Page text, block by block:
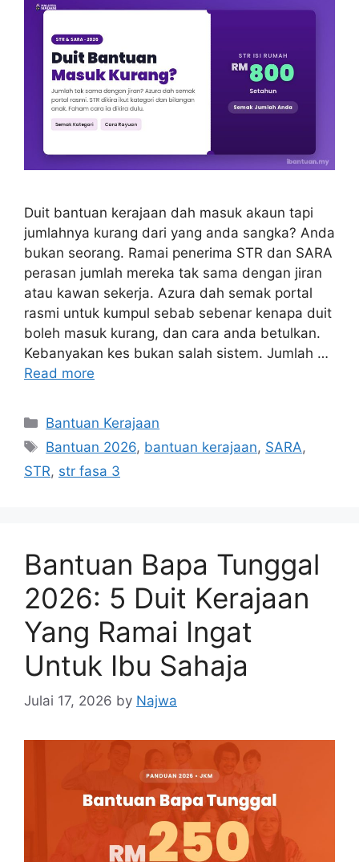
Duit bantuan kerajaan dah masuk akaun tapi
jumlahnya kurang dari yang anda sangka? Anda
bukan seorang. Ramai penerima STR dan SARA
perasan jumlah mereka tak sama dengan jiran
atau kawan sekerja. Azura dah semak portal
rasmi untuk kumpul sebab sebenar kenapa duit
boleh masuk kurang, dan cara anda betulkan.
Kebanyakan kes bukan salah sistem. Jumlah …
Read more
Categories
Bantuan Kerajaan
Tags
Bantuan 2026, bantuan kerajaan, SARA,
STR, str fasa 3
Bantuan Bapa Tunggal
2026: 5 Duit Kerajaan
Yang Ramai Ingat
Untuk Ibu Sahaja
Julai 17, 2026 by Najwa